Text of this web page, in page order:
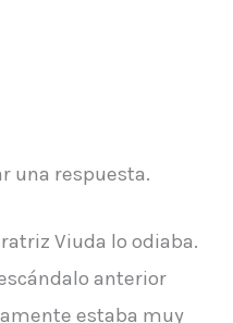
una respuesta.
Viuda lo odiaba.
anterior
estaba muy